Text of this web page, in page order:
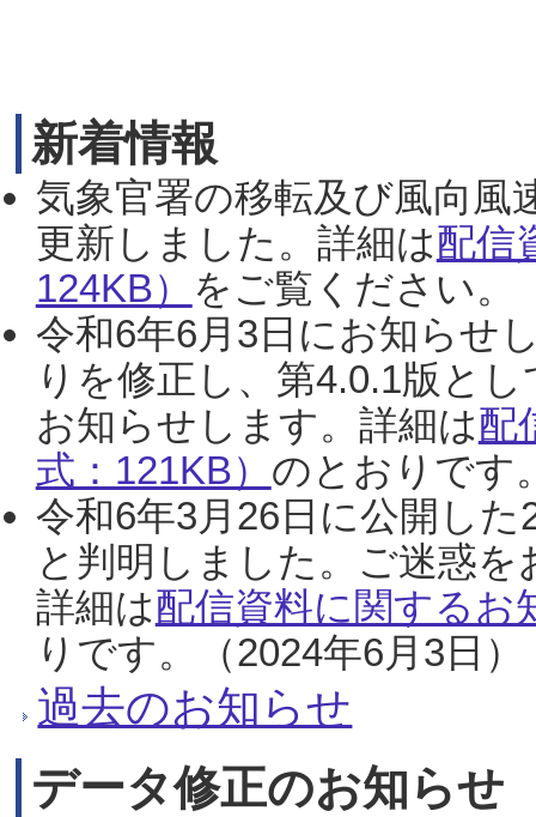
新着情報
気象官署の移転及び風向風
更新しました。詳細は配信
124KB） をご覧ください。
令和6年6月3日にお知らせ
りを修正し、第4.0.1版と
お知らせします。詳細は配
式：121KB） のとおりです
令和6年3月26日に公開し
と判明しました。ご迷惑
詳細は配信資料に関するお
りです。（2024年6月3日）
過去のお知らせ
データ修正のお知らせ